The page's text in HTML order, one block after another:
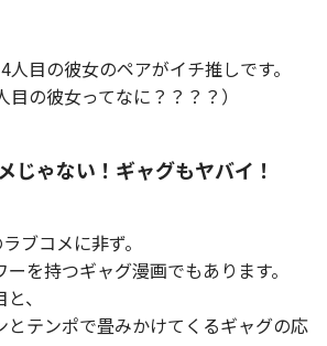
目の彼女のペアがイチ推しです。
目の彼女ってなに？？？？）
じゃない！ギャグもヤバイ！
ブコメに非ず。
を持つギャグ漫画でもあります。
、
とテンポで畳みかけてくるギャグの応